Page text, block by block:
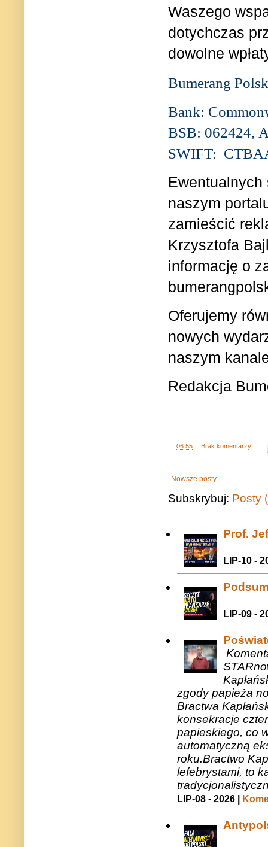
Waszego
dotychczas
dowolne
Bumerang
Bank:
BSB: 062424,
SWIFT:
naszym
zamieścić
Krzysztofa
informację o
Oferujemy
nowych
naszym
Redakcja
06:55 Brak komentarzy:
Nowsze posty
Subskrybuj: Posty
Prof.
LIP-10 -
LIP-09 -
zgody papieża
Bractwa
konsekracje
papieskiego, co
automatyczną
roku.Bractwo
lefebrystami, to
LIP-08 - 2026 |